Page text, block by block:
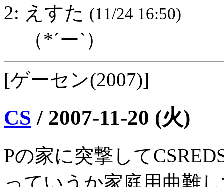
2: えすた (11/24 16:50)
（*´ー`）
[ゲーセン(2007)]
CS / 2007-11-20 (火)
Pの家に突撃して
っていうか家庭用曲難